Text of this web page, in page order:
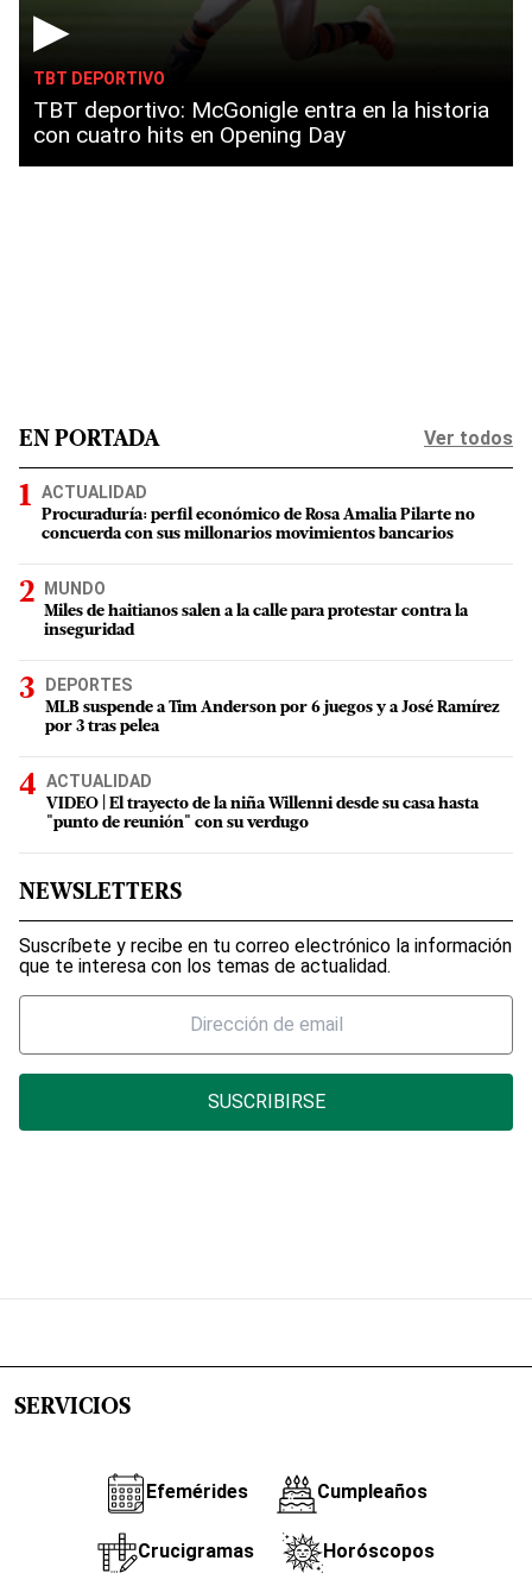
▶
TBT DEPORTIVO
TBT deportivo: McGonigle entra en la historia
con cuatro hits en Opening Day
EN PORTADA Ver todos
ACTUALIDAD
Procuraduría: perfil económico de Rosa Amalia Pilarte no
concuerda con sus millonarios movimientos bancarios
MUNDO
Miles de haitianos salen a la calle para protestar contra la
inseguridad
DEPORTES
MLB suspende a Tim Anderson por 6 juegos y a José Ramírez
por 3 tras pelea
ACTUALIDAD
VIDEO | El trayecto de la niña Willenni desde su casa hasta
"punto de reunión" con su verdugo
NEWSLETTERS
Suscríbete y recibe en tu correo electrónico la información
que te interesa con los temas de actualidad.
SUSCRIBIRSE
SERVICIOS
Efemérides Cumpleaños
Crucigramas Horóscopos